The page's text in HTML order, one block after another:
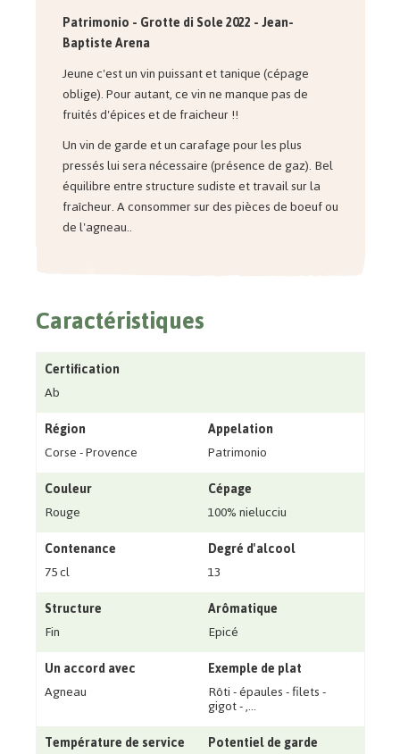
Patrimonio - Grotte di Sole 2022 - Jean-
Baptiste Arena
Jeune c'est un vin puissant et tanique (cépage
oblige). Pour autant, ce vin ne manque pas de
fruités d'épices et de fraicheur !!
Un vin de garde et un carafage pour les plus
pressés lui sera nécessaire (présence de gaz). Bel
équilibre entre structure sudiste et travail sur la
fraîcheur. A consommer sur des pièces de boeuf ou
de l'agneau..
Caractéristiques
Certification
Ab
Région
Corse - Provence
Appelation
Patrimonio
Couleur
Rouge
Cépage
100% nielucciu
Contenance
75 cl
Degré d'alcool
13
Structure
Fin
Arômatique
Epicé
Un accord avec
Agneau
Exemple de plat
Rôti - épaules - filets -
gigot - ‚...
Température de service
Potentiel de garde